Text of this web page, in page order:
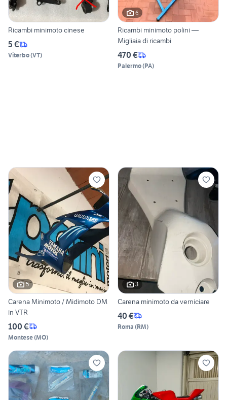
Ricambi minimoto cinese
5 €
Viterbo(VT)
6
Ricambi minimoto polini —
Migliaia di ricambi
470 €
Palermo(PA)
5
Carena Minimoto / Midimoto DM
in VTR
100 €
Montese(MO)
3
Carena minimoto da verniciare
40 €
Roma (RM)